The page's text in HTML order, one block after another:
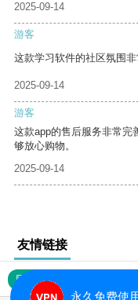
2025-09-14
游客
这款学习软件的社区氛围
2025-09-14
游客
这款app的售后服务非常完
够放心购物。
2025-09-14
友情链接
网站地图
永久免费使